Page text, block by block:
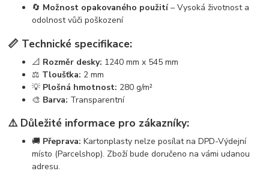
🔄 Možnost opakovaného použití– Vysoká životnost a
odolnost vůči poškození
📏 Technické specifikace:
📐 Rozměr desky: 1240 mm x 545 mm
⚖️ Tloušťka: 2 mm
💡 Plošná hmotnost: 280 g/m²
🎨 Barva: Transparentní
⚠️ Důležité informace pro zákazníky:
🚚 Přeprava: Kartonplasty nelze posílat na DPD-Výdejní
místo (Parcelshop). Zboží bude doručeno na vámi udanou
adresu.